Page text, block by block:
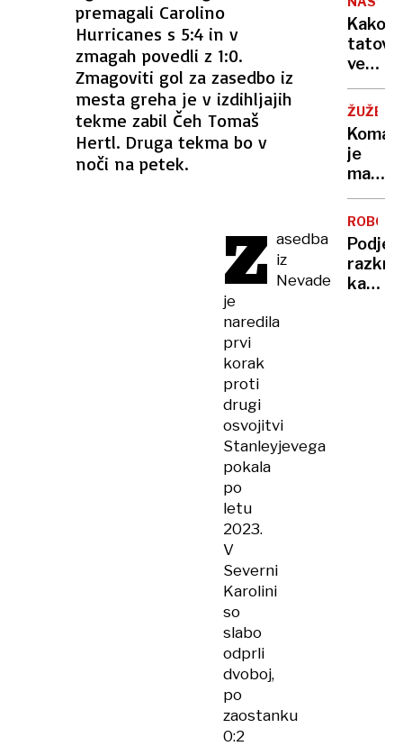
premagali Carolino
Hurricanes s 5:4 in v
zmagah povedli z 1:0.
Zmagoviti gol za zasedbo iz
mesta greha je v izdihljajih
tekme zabil Čeh Tomaš
Hertl. Druga tekma bo v
noči na petek.
Z asedba
iz
Nevade
je
naredila
prvi
korak
proti
drugi
osvojitvi
Stanleyjevega
pokala
po
letu
2023.
V
Severni
Karolini
so
slabo
odprli
dvoboj,
po
zaostanku
0:2
vsaj
Kako
tatovi
vedo,
da
vas
ni
doma?
za
pred
je
manj
kot
– in
to ni
dobra
novica
ROBOTI
kako